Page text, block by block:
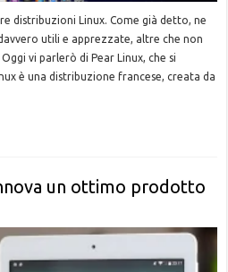
distribuzioni Linux. Come già detto, ne
utili e apprezzate, altre che non
vi parlerò di Pear Linux, che si
è una distribuzione francese, creata da
un ottimo prodotto